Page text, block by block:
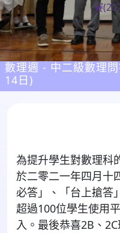
賽
數理週 - 中二級數理
14日)
為提升學生對數理科
於二零二一年四月十
必答」、「台上搶答
超過100位學生使用
入。最後恭喜2B、